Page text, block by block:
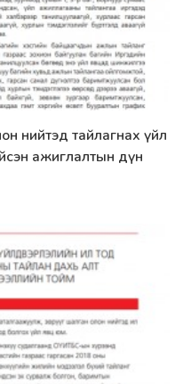
нийтэд тайлагнах үйл
ажиглалтын дүн